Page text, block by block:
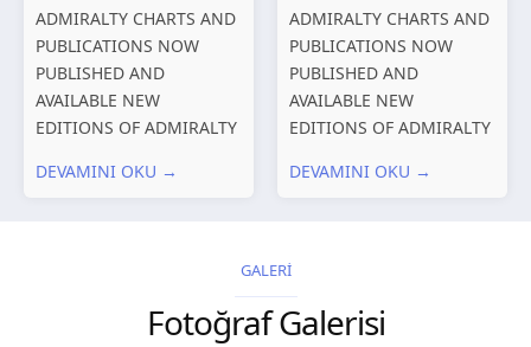
ADMIRALTY CHARTS AND
PUBLICATIONS NOW
PUBLISHED AND
AVAILABLE NEW
EDITIONS OF ADMIRALTY
PUBLICATIONS New
remarks 127 Korea
DEVAMINI OKU →
ADMIRALTY CHARTS AND
PUBLICATIONS NOW
PUBLISHED AND
AVAILABLE NEW
EDITIONS OF ADMIRALTY
PUBLICATIONS New
2026 Chart
Title, limits and other
remarks 67 Gulf of...
DEVAMINI OKU →
GALERİ
Fotoğraf Galerisi